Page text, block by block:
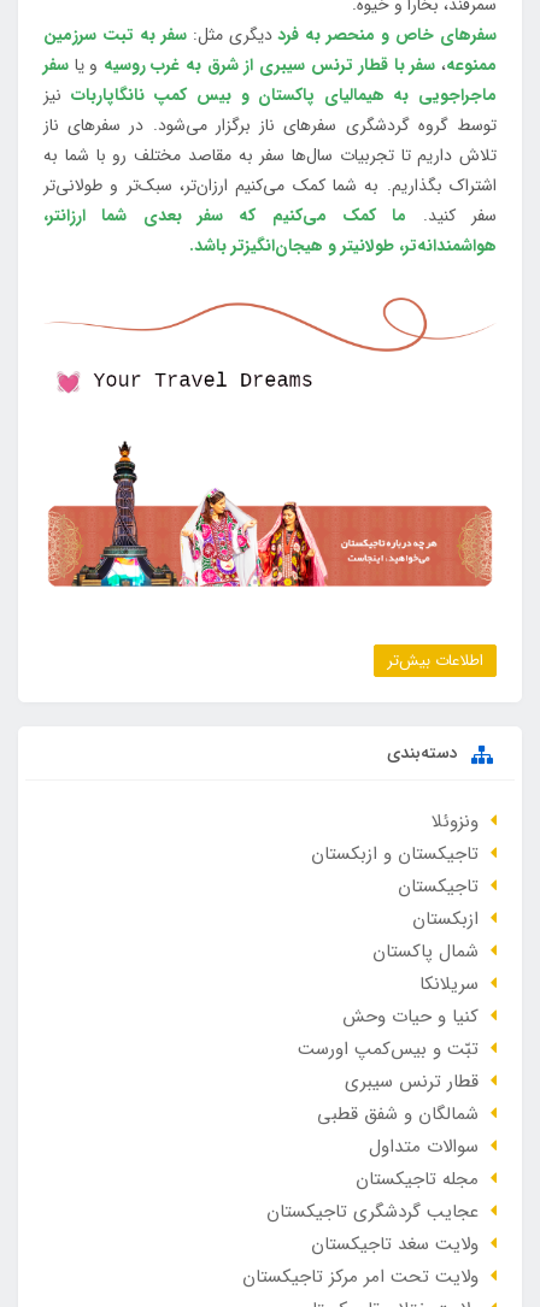
سفرهای خاص و منحصر به فرددیگری مثل:سفر به تبت سرزمین
ممنوعه، سفر با قطار ترنس سیبری از شرق به غرب روسیه و یا سفر
ماجراجویی به هیمالیای پاکستان و بیس کمپ نانگاپاربات نیز
توسط گروه گردشگری سفرهای ناز برگزار می‌شود. در سفرهای ناز
تلاش داریم تا تجربیات سال‌ها سفر به مقاصد مختلف رو با شما به
اشتراک بگذاریم. به شما کمک می‌کنیم ارزان‌تر، سبک‌تر و طولانی‌تر
سفر کنید. ما کمک می‌کنیم که سفر بعدی شما ارزانتر،
هواشمندانه‌تر، طولانی‎تر و هیجان‌انگیزتر باشد.
اطلاعات بیش‌تر
دسته‌بندی
ونزوئلا
تاجیکستان و ازبکستان
تاجیکستان
ازبکستان
شمال پاکستان
سریلانکا
کنیا و حیات وحش
تبّت و بیس‌کمپ اورست
قطار ترنس سیبری
شمالگان و شفق قطبی
سوالات متداول
مجله تاجیکستان
عجایب گردشگری تاجیکستان
ولایت سغد تاجیکستان
ولایت تحت امر مرکز تاجیکستان